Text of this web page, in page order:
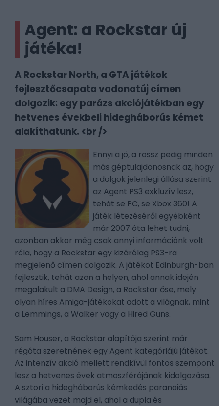
Agent: a Rockstar új
játéka!
A Rockstar North, a GTA játékok
fejlesztőcsapata vadonatúj címen
dolgozik: egy parázs akciójátékban egy
hetvenes évekbeli hidegháborús kémet
alakíthatunk. <br />
Ennyi a jó, a rossz pedig minden
más géptulajdonosnak az, hogy
a dolgok jelenlegi állása szerint
az Agent PS3 exkluzív lesz,
tehát se PC, se Xbox 360! A
játék létezéséről egyébként
már 2007 óta lehet tudni,
azonban akkor még csak annyi információnk volt
róla, hogy a Rockstar egy kizárólag PS3-ra
megjelenő címen dolgozik. A játékot Edinburgh-ban
fejlesztik, tehát azon a helyen, ahol annak idején
megalakult a DMA Design, a Rockstar őse, mely
olyan híres Amiga-játékokat adott a világnak, mint
a Lemmings, a Walker vagy a Hired Guns.
Sam Houser, a Rockstar alapítója szerint már
régóta szeretnének egy Agent kategóriájú játékot.
Az intenzív akció mellett rendkívül fontos szempont
lesz a hetvenes évek atmoszférájának kidolgozása.
A sztori a hidegháborús kémkedés paranoiás
világába vezet majd el, ahol a dupla és